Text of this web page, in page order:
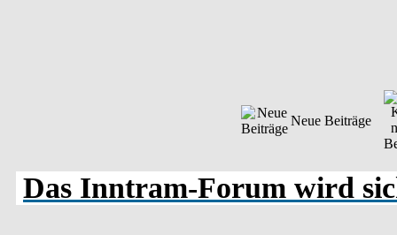
Neue Beiträge
Das Inntram-Forum wird